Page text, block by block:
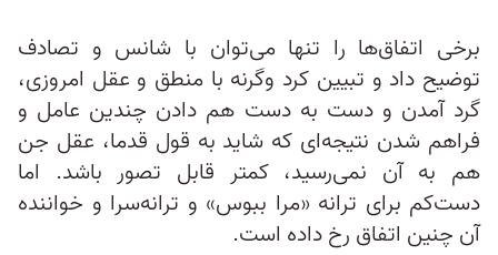
برخی اتفاق‌ها را تنها می‌توان با شانس و تصادف
توضیح داد و تبیین کرد وگرنه با منطق و عقل امروزی،
گرد آمدن و دست‌ به دست هم دادن چندین عامل و
فراهم شدن نتیجه‌ای که شاید به قول قدما، عقل جن
هم به آن نمی‌رسید، کمتر قابل تصور باشد. اما
دست‌کم برای ترانه «مرا ببوس» و ترانه‌سرا و خواننده
آن چنین اتفاق رخ داده است.